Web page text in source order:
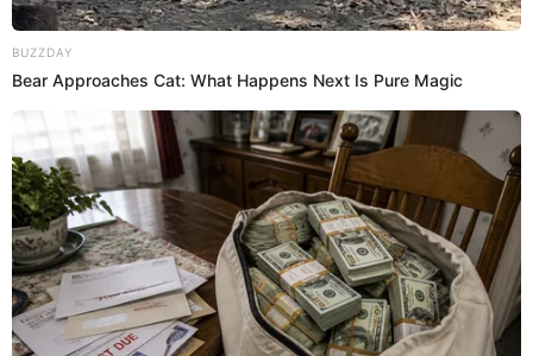
Estos son los panetones que están en promoción en Tottus.